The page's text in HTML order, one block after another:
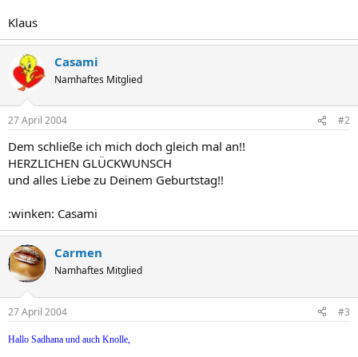
Klaus
Casami
Namhaftes Mitglied
27 April 2004 #2
Dem schließe ich mich doch gleich mal an!!
HERZLICHEN GLÜCKWUNSCH
und alles Liebe zu Deinem Geburtstag!!
:winken: Casami
Carmen
Namhaftes Mitglied
27 April 2004 #3
Hallo Sadhana und auch Knolle,